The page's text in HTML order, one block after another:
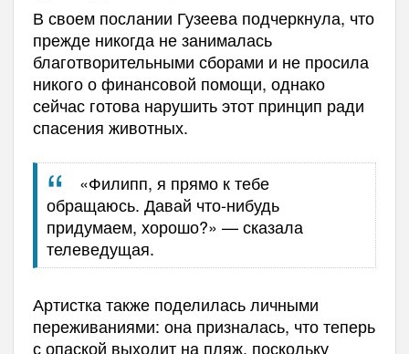
В своем послании Гузеева подчеркнула, что
прежде никогда не занималась
благотворительными сборами и не просила
никого о финансовой помощи, однако
сейчас готова нарушить этот принцип ради
спасения животных.
«Филипп, я прямо к тебе
обращаюсь. Давай что-нибудь
придумаем, хорошо?» — сказала
телеведущая.
Артистка также поделилась личными
переживаниями: она призналась, что теперь
с опаской выходит на пляж, поскольку